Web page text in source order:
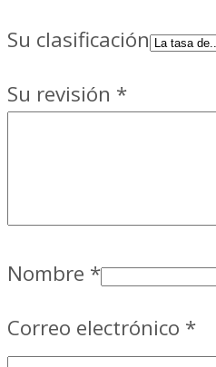
Su clasificación
Su revisión *
Nombre *
Correo electrónico *